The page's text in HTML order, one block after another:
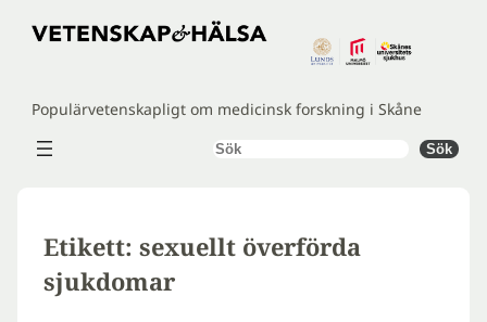
Hoppa
Populärvetenskapligt om medicinsk forskning i Skåne
Sök Sök
Etikett: sexuellt överförda
sjukdomar